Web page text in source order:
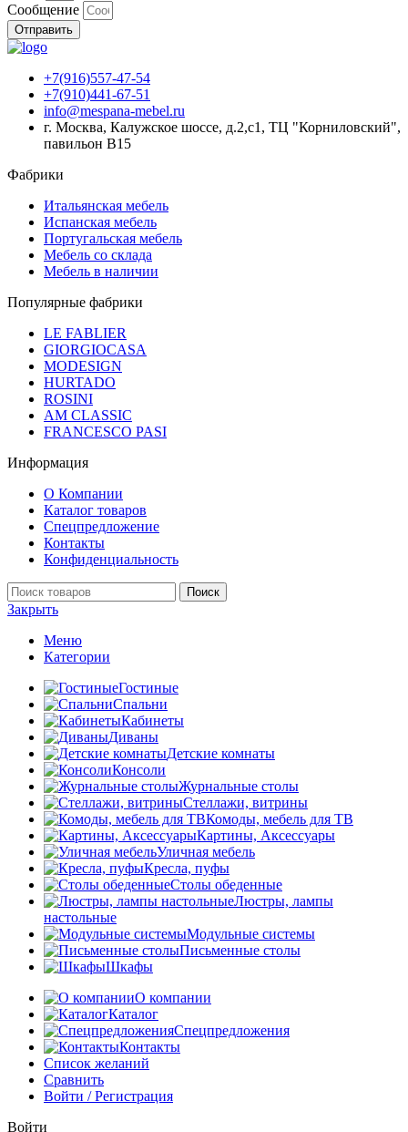
Сообщение
Отправить
+7(916)557-47-54
+7(910)441-67-51
info@mespana-mebel.ru
г. Москва, Калужское шоссе, д.2,с1, ТЦ "Корниловский",
павильон В15
Фабрики
Итальянская мебель
Испанская мебель
Португальская мебель
Мебель со склада
Мебель в наличии
Популярные фабрики
LE FABLIER
GIORGIOCASA
MODESIGN
HURTADO
ROSINI
AM CLASSIC
FRANCESCO PASI
Информация
О Компании
Каталог товаров
Спецпредложение
Контакты
Конфиденциальность
Поиск
Закрыть
Меню
Категории
Гостиные
Спальни
Кабинеты
Диваны
Детские комнаты
Консоли
Журнальные столы
Стеллажи, витрины
Комоды, мебель для ТВ
Картины, Аксессуары
Уличная мебель
Кресла, пуфы
Столы обеденные
Люстры, лампы
настольные
Модульные системы
Письменные столы
Шкафы
О компании
Каталог
Спецпредложения
Контакты
Список желаний
Сравнить
Войти / Регистрация
Войти